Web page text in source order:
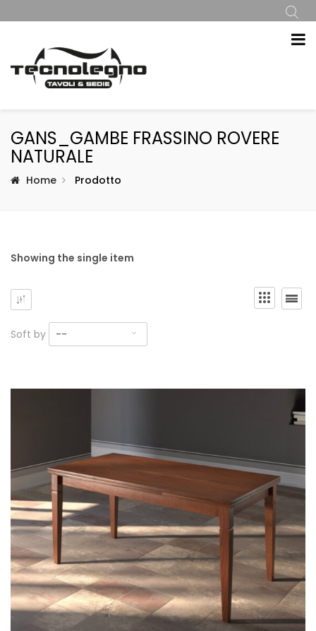
GANS_GAMBE FRASSINO ROVERE
NATURALE
Home Prodotto
Showing the single item
Soft by --